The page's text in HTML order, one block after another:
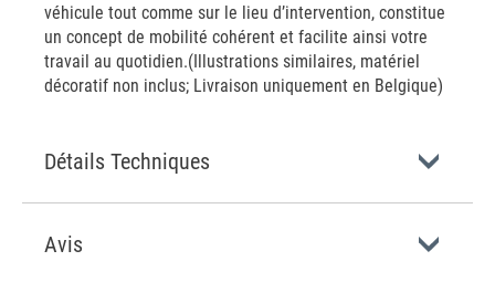
véhicule tout comme sur le lieu d’intervention, constitue
un concept de mobilité cohérent et facilite ainsi votre
travail au quotidien.(Illustrations similaires, matériel
décoratif non inclus; Livraison uniquement en Belgique)
Détails Techniques
Avis